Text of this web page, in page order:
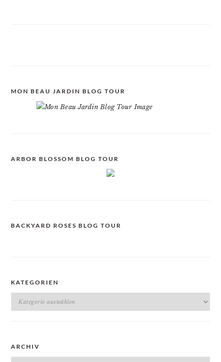
MON BEAU JARDIN BLOG TOUR
ARBOR BLOSSOM BLOG TOUR
BACKYARD ROSES BLOG TOUR
KATEGORIEN
Kategorien
ARCHIV